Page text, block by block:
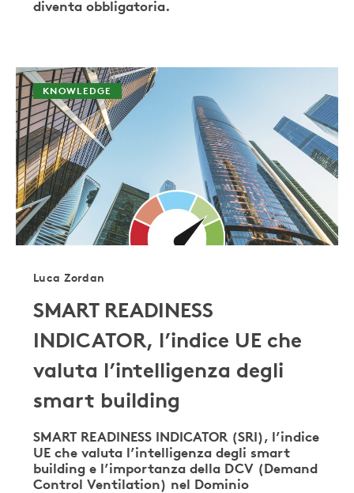
diventa obbligatoria.
KNOWLEDGE
Luca Zordan
SMART READINESS
INDICATOR, l’indice UE che
valuta l’intelligenza degli
smart building
SMART READINESS INDICATOR (SRI), l’indice
UE che valuta l’intelligenza degli smart
building e l’importanza della DCV (Demand
Control Ventilation) nel Dominio